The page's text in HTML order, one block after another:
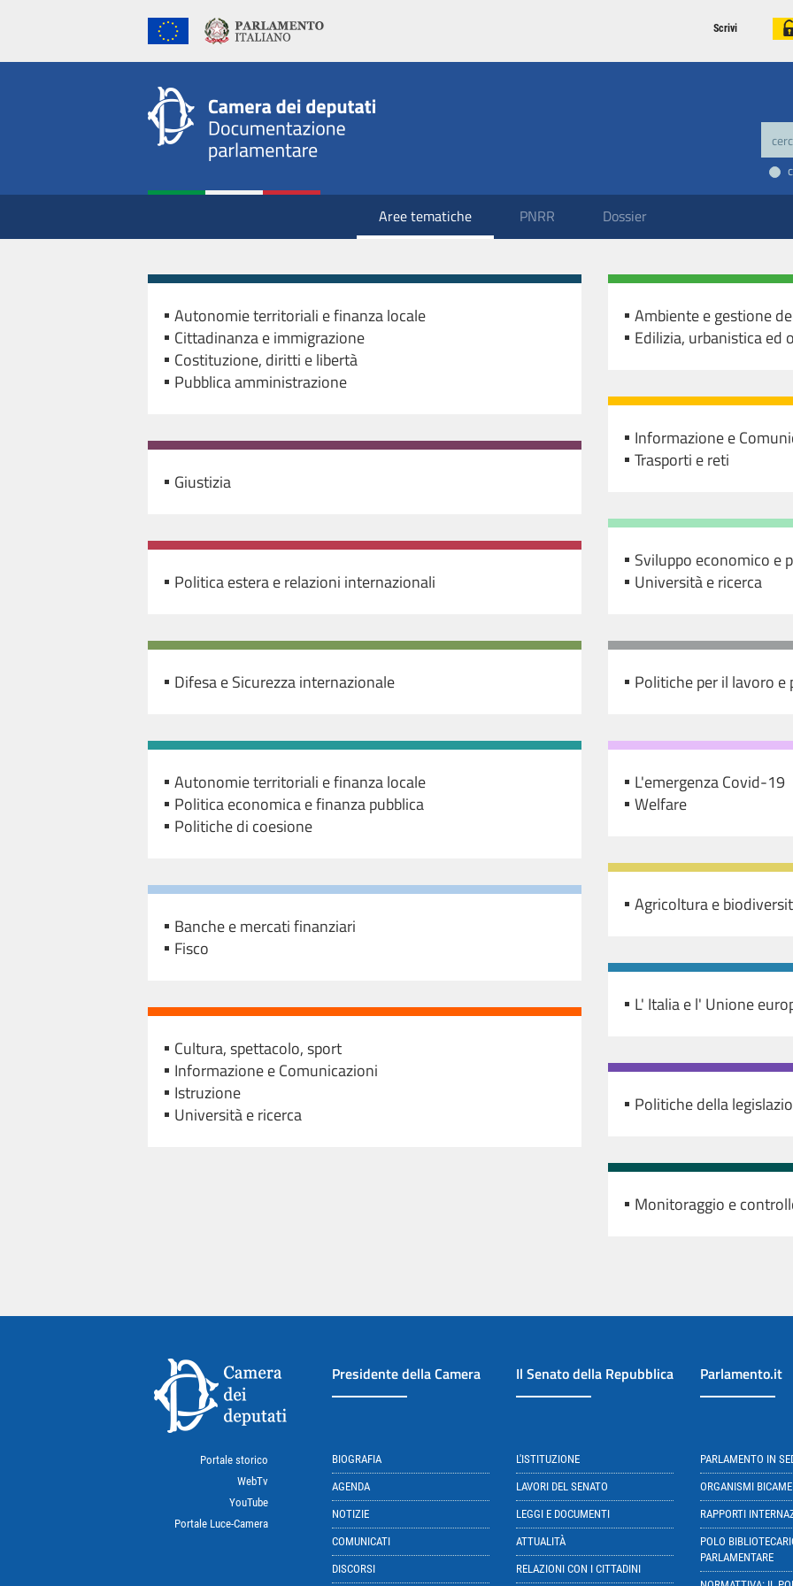
Scrivi
Aree tematiche PNRR Dossier
Autonomie territoriali e finanza locale
Cittadinanza e immigrazione
Costituzione, diritti e libertà
Pubblica amministrazione
Giustizia
Politica estera e relazioni internazionali
Difesa e Sicurezza internazionale
Autonomie territoriali e finanza locale
Politica economica e finanza pubblica
Politiche di coesione
Banche e mercati finanziari
Fisco
Cultura, spettacolo, sport
Informazione e Comunicazioni
Istruzione
Università e ricerca
Ambiente e gestione
Edilizia, urbanistica ed
Informazione e
Trasporti e reti
Sviluppo economico e
Università e ricerca
Politiche per il lavoro e
L'emergenza Covid-19
Welfare
Agricoltura e
L' Italia e l' Unione
Politiche della
Monitoraggio e
Portale storico
WebTv
YouTube
Portale Luce-Camera
Presidente della Camera
BIOGRAFIA
AGENDA
NOTIZIE
COMUNICATI
DISCORSI
Il Senato della Repubblica
L'ISTITUZIONE
LAVORI DEL SENATO
LEGGI E DOCUMENTI
ATTUALITÀ
RELAZIONI CON I CITTADINI
Parlamento.it
PARLAMENTO IN
ORGANISMI
RAPPORTI
POLO
PARLAMENTARE